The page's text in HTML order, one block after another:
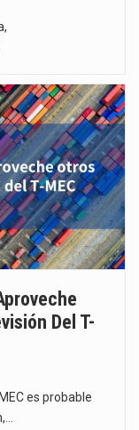
,
Del T-
es probable